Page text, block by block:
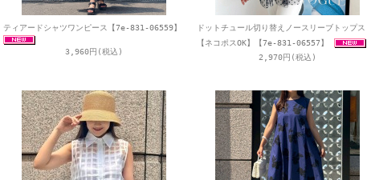
ティアードシャツワンピース【7e-831-06559】
3,960円(税込)
ドットチュール切り替えノースリーブトップス
【ネコポスOK】【7e-831-06557】
2,970円(税込)